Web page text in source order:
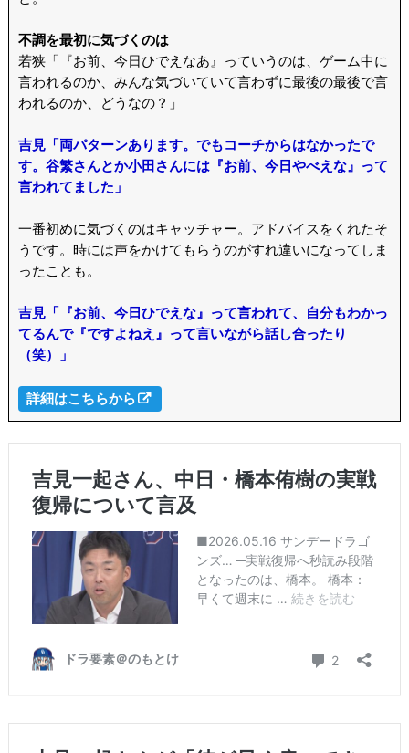
不調を最初に気づくのは
若狭「『お前、今日ひでえなあ』っていうのは、ゲーム中に
言われるのか、みんな気づいていて言わずに最後の最後で言
われるのか、どうなの？」
吉見「両パターンあります。でもコーチからはなかったで
す。谷繁さんとか小田さんには『お前、今日やべえな』って
言われてました」
一番初めに気づくのはキャッチャー。アドバイスをくれたそ
うです。時には声をかけてもらうのがすれ違いになってしま
ったことも。
吉見「『お前、今日ひでえな』って言われて、自分もわかっ
てるんで『ですよねえ』って言いながら話し合ったり
（笑）」
詳細はこちらから